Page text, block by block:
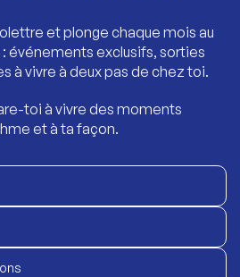
et plonge chaque mois au
événements exclusifs, sorties
à vivre à deux pas de chez toi.
toi à vivre des moments
et à ta façon.